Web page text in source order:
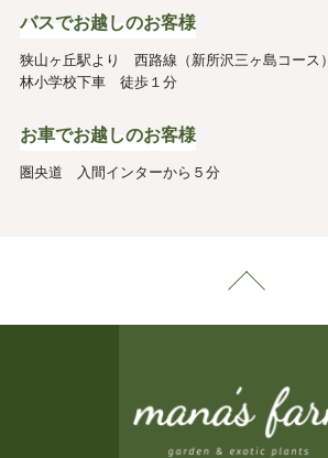
バスでお越しのお客様
狭山ヶ丘駅より 西路線（新所沢三ヶ島コース）
林小学校下車 徒歩１分
お車でお越しのお客様
圏央道 入間インターから５分